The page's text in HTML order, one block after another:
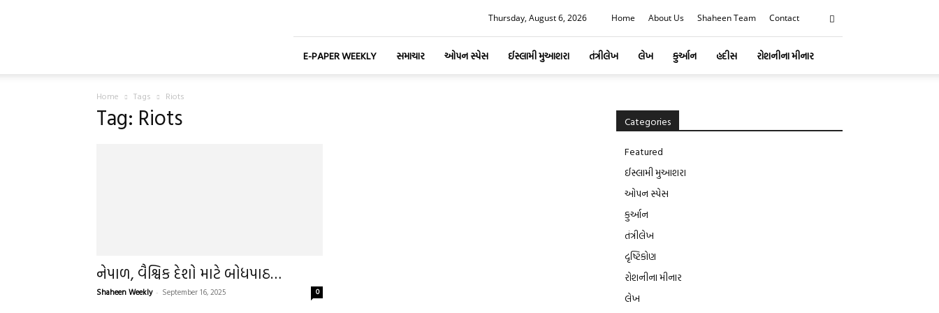
Thursday, August 6, 2026 Home About Us Shaheen Team Contact
E-PAPER WEEKLY સમાચાર ઓપન સ્પેસ ઈસ્લામી મુઆશરા તંત્રીલેખ લેખ કુર્આન હદીસ રોશનીના મીનાર
Home Tags Riots
Tag: Riots
નેપાળ, વૈશ્વિક દેશો માટે બોધપાઠ…
Shaheen Weekly - September 16, 2025 0
Categories
Featured
ઈસ્લામી મુઆશરા
ઓપન સ્પેસ
કુર્આન
તંત્રીલેખ
દૃષ્ટિકોણ
રોશનીના મીનાર
લેખ